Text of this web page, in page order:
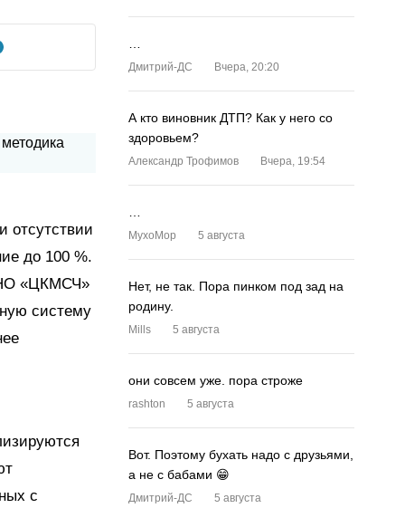
отсутствии
до 100 %.
«ЦКМСЧ»
систему
с
Дмитрий-ДС Вчера, 20:20
А кто виновник ДТП? Как у него со
здоровьем?
Александр Трофимов Вчера, 19:54
MyxoMop 5 августа
Нет, не так. Пора пинком под зад на
родину.
Mills 5 августа
они совсем уже. пора строже
rashton 5 августа
Вот. Поэтому бухать надо с друзьями,
а не с бабами 😁
Дмитрий-ДС 5 августа